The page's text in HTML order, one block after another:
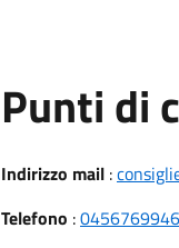
Punti di
Indirizzo mail:
Telefono :0456769946